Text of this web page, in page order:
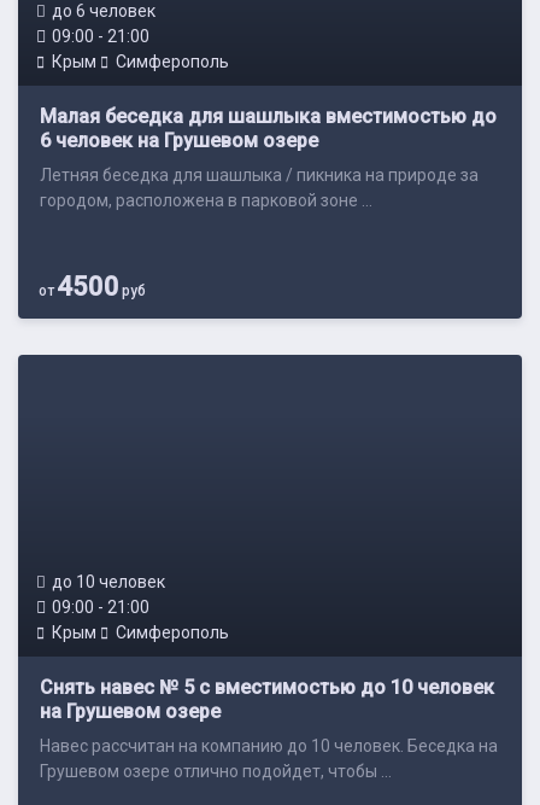
до 6 человек
09:00 - 21:00
Крым
Симферополь
Малая беседка для шашлыка вместимостью до
6 человек на Грушевом озере
Летняя беседка для шашлыка / пикника на природе за
городом, расположена в парковой зоне ...
от4500 руб
до 10 человек
09:00 - 21:00
Крым
Симферополь
Снять навес № 5 с вместимостью до 10 человек
на Грушевом озере
Навес рассчитан на компанию до 10 человек. Беседка на
Грушевом озере отлично подойдет, чтобы ...